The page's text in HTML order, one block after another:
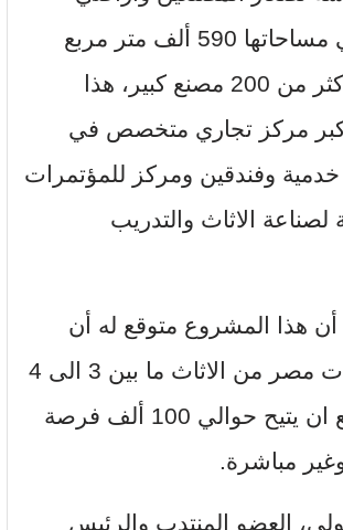
صناعية اجمالي مساحاتها 590 ألف متر مربع
تسمح بإقامة أكثر من 200 مصنع كبير، هذا
أكبر مركز تجاري متخصص في
خدمية وفندقين ومركز للمؤتمرات
لصناعة الاثاث والتدريب
هذا المشروع متوقع له أن
يضاعف صادرات مصر من الاثاث ما بين 3 الى 4
أضعاف ومتوقع ان يتيح حوالي 100 ألف فرصة
مباشرة.
العضو المنتدب والرئيس